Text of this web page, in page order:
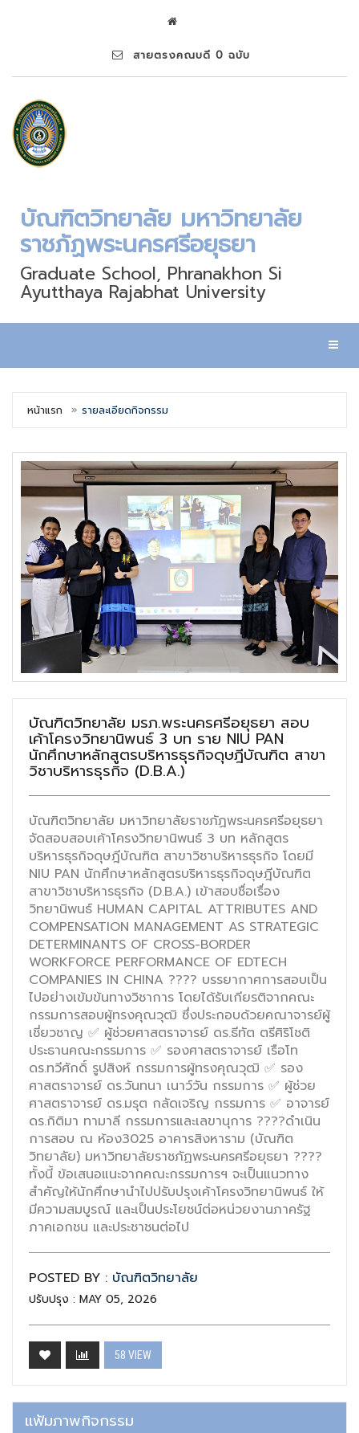
สายตรงคณบดี 0 ฉบับ
บัณฑิตวิทยาลัย มหาวิทยาลัย
ราชภัฏพระนครศรีอยุธยา
Graduate School, Phranakhon Si
Ayutthaya Rajabhat University
หน้าแรก รายละเอียดกิจกรรม
บัณฑิตวิทยาลัย มรภ.พระนครศรีอยุธยา สอบ
เค้าโครงวิทยานิพนธ์ 3 บท ราย NIU PAN
นักศึกษาหลักสูตรบริหารธุรกิจดุษฎีบัณฑิต สาขา
วิชาบริหารธุรกิจ (D.B.A.)
บัณฑิตวิทยาลัย มหาวิทยาลัยราชภัฏพระนครศรีอยุธยา
จัดสอบสอบเค้าโครงวิทยานิพนธ์ 3 บท หลักสูตร
บริหารธุรกิจดุษฎีบัณฑิต สาขาวิชาบริหารธุรกิจ โดยมี
NIU PAN นักศึกษาหลักสูตรบริหารธุรกิจดุษฎีบัณฑิต
สาขาวิชาบริหารธุรกิจ (D.B.A.) เข้าสอบชื่อเรื่อง
วิทยานิพนธ์ HUMAN CAPITAL ATTRIBUTES AND
COMPENSATION MANAGEMENT AS STRATEGIC
DETERMINANTS OF CROSS-BORDER
WORKFORCE PERFORMANCE OF EDTECH
COMPANIES IN CHINA ???? บรรยากาศการสอบเป็น
ไปอย่างเข้มข้นทางวิชาการ โดยได้รับเกียรติจากคณะ
กรรมการสอบผู้ทรงคุณวุฒิ ซึ่งประกอบด้วยคณาจารย์ผู้
เชี่ยวชาญ ✅ ผู้ช่วยศาสตราจารย์ ดร.ธีทัต ตรีศิริโชติ
ประธานคณะกรรมการ ✅ รองศาสตราจารย์ เรือโท
ดร.ทวีศักดิ์ รูปสิงห์ กรรมการผู้ทรงคุณวุฒิ ✅ รอง
ศาสตราจารย์ ดร.วันทนา เนาว์วัน กรรมการ ✅ ผู้ช่วย
ศาสตราจารย์ ดร.มรุต กลัดเจริญ กรรมการ ✅ อาจารย์
ดร.กิติมา ทามาลี กรรมการและเลขานุการ ????ดำเนิน
การสอบ ณ ห้อง3025 อาคารสิงหาราม (บัณฑิต
วิทยาลัย) มหาวิทยาลัยราชภัฏพระนครศรีอยุธยา ????
ทั้งนี้ ข้อเสนอแนะจากคณะกรรมการฯ จะเป็นแนวทาง
สำคัญให้นักศึกษานำไปปรับปรุงเค้าโครงวิทยานิพนธ์ ให้
มีความสมบูรณ์ และเป็นประโยชน์ต่อหน่วยงานภาครัฐ
ภาคเอกชน และประชาชนต่อไป
POSTED BY : บัณฑิตวิทยาลัย
ปรับปรุง : MAY 05, 2026
58 VIEW
แฟ้มภาพกิจกรรม